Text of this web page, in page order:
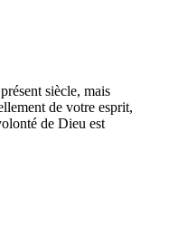
siècle, mais
de votre esprit,
de Dieu est